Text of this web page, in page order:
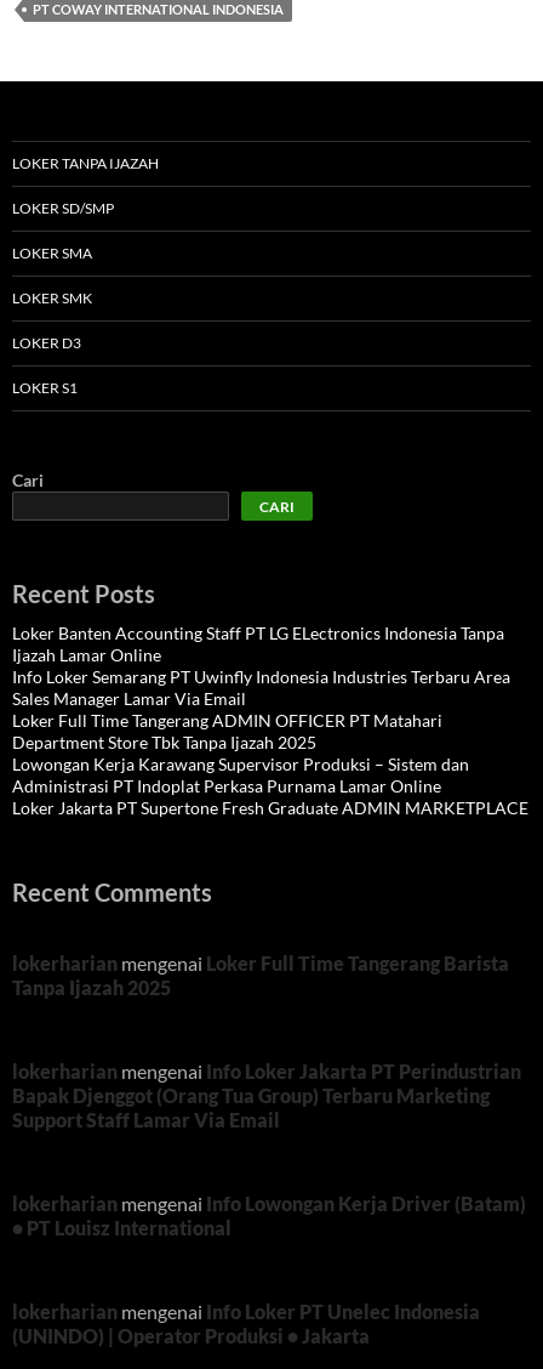
PT COWAY INTERNATIONAL INDONESIA
LOKER TANPA IJAZAH
LOKER SD/SMP
LOKER SMA
LOKER SMK
LOKER D3
LOKER S1
Cari
CARI
Recent Posts
Loker Banten Accounting Staff PT LG ELectronics Indonesia Tanpa
Ijazah Lamar Online
Info Loker Semarang PT Uwinfly Indonesia Industries Terbaru Area
Sales Manager Lamar Via Email
Loker Full Time Tangerang ADMIN OFFICER PT Matahari
Department Store Tbk Tanpa Ijazah 2025
Lowongan Kerja Karawang Supervisor Produksi – Sistem dan
Administrasi PT Indoplat Perkasa Purnama Lamar Online
Loker Jakarta PT Supertone Fresh Graduate ADMIN MARKETPLACE
Recent Comments
lokerharian mengenai Loker Full Time Tangerang Barista
Tanpa Ijazah 2025
lokerharian mengenai Info Loker Jakarta PT Perindustrian
Bapak Djenggot (Orang Tua Group) Terbaru Marketing
Support Staff Lamar Via Email
lokerharian mengenai Info Lowongan Kerja Driver (Batam)
• PT Louisz International
lokerharian mengenai Info Loker PT Unelec Indonesia
(UNINDO) | Operator Produksi • Jakarta